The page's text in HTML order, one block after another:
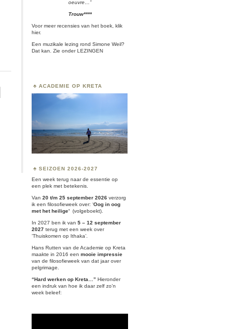
oeuvre…”
Trouw****
Voor meer recensies van het boek, klik
hier.
Een muzikale lezing rond Simone Weil?
Dat kan. Zie onderLEZINGEN
ACADEMIE OP KRETA
SEIZOEN 2026-2027
Een week terug naar de essentie op
een plek met betekenis.
Van 20 t/m 25 september 2026 verzorg
ik een filosofieweek over:‘Oog in oog
met het heilige’ (volgeboekt).
In 2027 ben ik van 5 – 12 september
2027 terug met een week over
‘Thuiskomen op Ithaka’.
Hans Rutten van de Academie op Kreta
maakte in 2016 eenmooie impressie
van de filosofieweek van dat jaar over
pelgrimage.
“Hard werken op Kreta…” Hieronder
een indruk van hoe ik daar zelf zo’n
week beleef: